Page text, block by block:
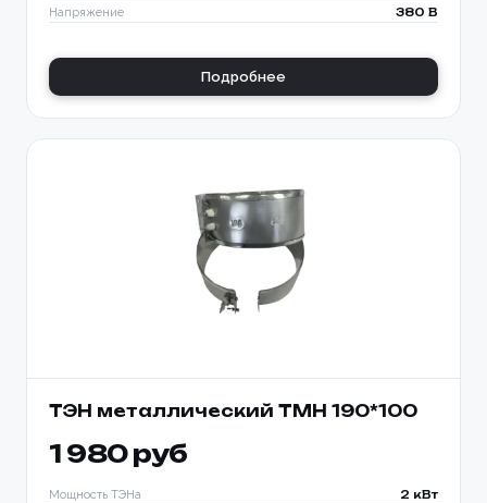
Напряжение 380 В
Подробнее
ТЭН металлический TMH 190*100
1 980 руб
Мощность ТЭНа 2 кВт